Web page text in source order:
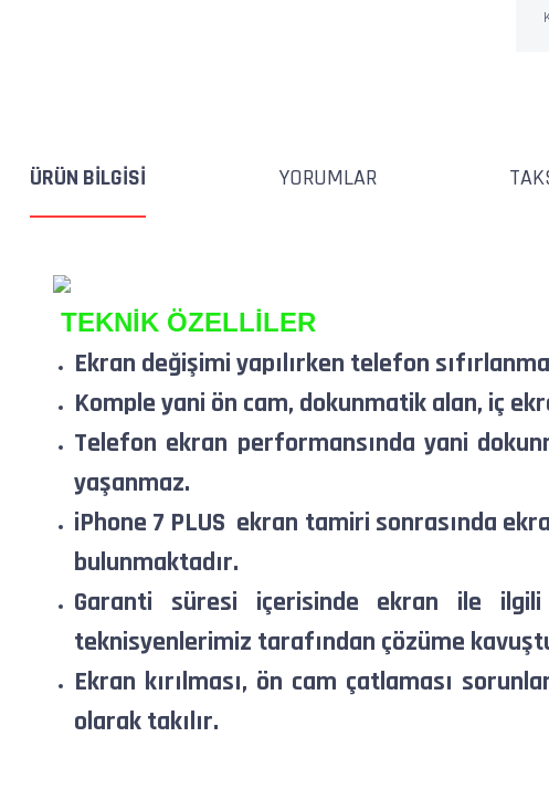
ÜRÜN BILGISI YORUMLAR
TEKNİK ÖZELLİLER
Ekran değişimi yapılırken telefon
Komple yani ön cam, dokunmatik alan, iç
Telefon ekran performansında yani
yaşanmaz.
iPhone 7 PLUS ekran tamiri sonrasında
bulunmaktadır.
Garanti süresi içerisinde ekran ile ilgili
teknisyenlerimiz tarafından çözüme
Ekran kırılması, ön cam çatlaması
olarak takılır.